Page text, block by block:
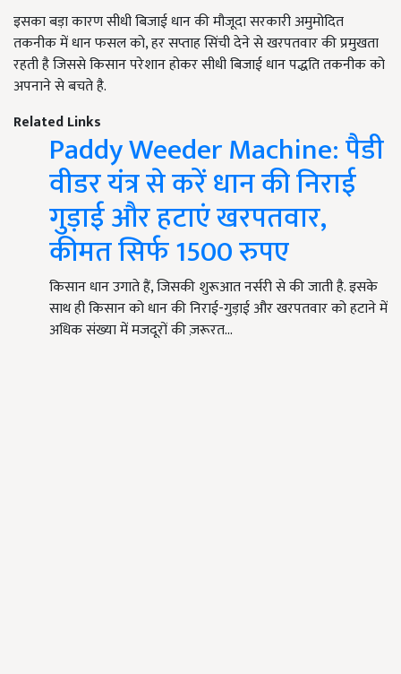
इसका बड़ा कारण सीधी बिजाई धान की मौजूदा सरकारी अमुमोदित
तकनीक में धान फसल को, हर सप्ताह सिंची देने से खरपतवार की प्रमुखता
रहती है जिससे किसान परेशान होकर सीधी बिजाई धान पद्धति तकनीक को
अपनाने से बचते है.
Related Links
Paddy Weeder Machine: पैडी
वीडर यंत्र से करें धान की निराई
गुड़ाई और हटाएं खरपतवार,
कीमत सिर्फ 1500 रुपए
किसान धान उगाते हैं, जिसकी शुरूआत नर्सरी से की जाती है. इसके
साथ ही किसान को धान की निराई-गुड़ाई और खरपतवार को हटाने में
अधिक संख्या में मजदूरों की ज़रूरत…